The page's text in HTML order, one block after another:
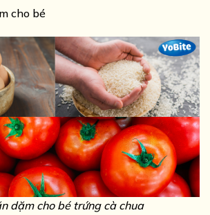
cho bé
dặm cho bé trứng cà chua